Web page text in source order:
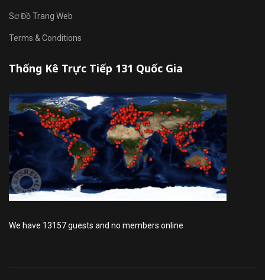
Sơ Đồ Trang Web
Terms & Conditions
Thống Kê Trực Tiếp 131 Quốc Gia
We have 13157 guests and no members online